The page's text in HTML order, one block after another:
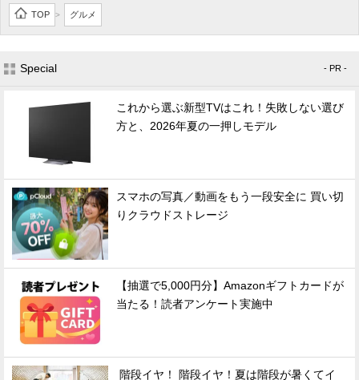
TOP > グルメ
Special - PR -
これから選ぶ新型TVはこれ！失敗しない選び
方と、2026年夏の一押しモデル
スマホの写真／動画をもう一段安全に 買い切
りクラウドストレージ
【抽選で5,000円分】Amazonギフトカードが
当たる！読者アンケート実施中
階段イヤ！ 階段イヤ！夏は階段が暑くてイ